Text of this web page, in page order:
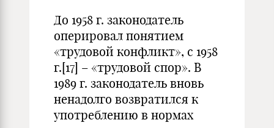
До 1958 г. законодатель
оперировал понятием
«трудовой конфликт», с 1958
г.[17] – «трудовой спор». В
1989 г. законодатель вновь
ненадолго возвратился к
употреблению в нормах